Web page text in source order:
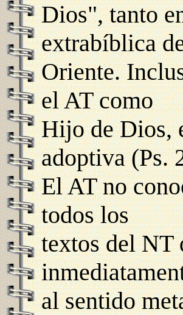
Dios", tanto
extrabíblica
Oriente.
el AT como
Hijo de Dios,
adoptiva (Ps.
El AT no
todos los
textos del NT
al sentido